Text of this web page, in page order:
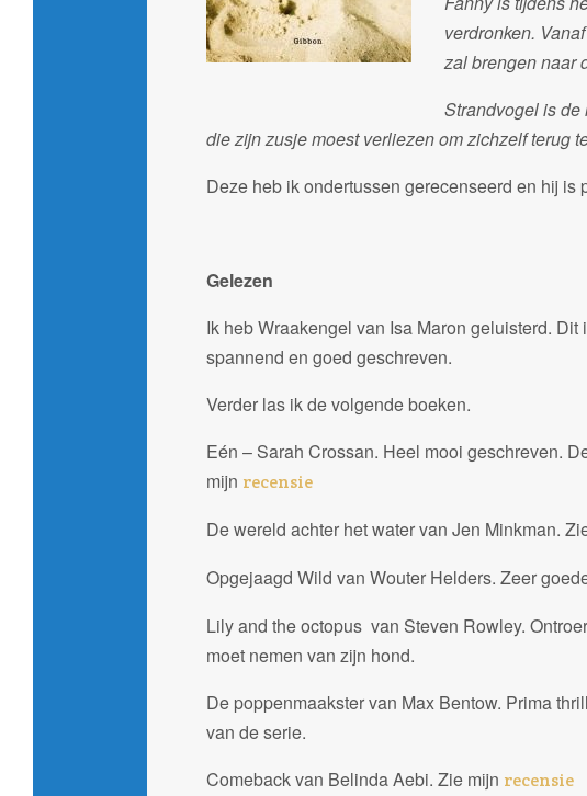
verdronken.
zal brengen naar
Strandvogel is
die zijn zusje moest verliezen om zichzelf terug
Deze heb ik ondertussen gerecenseerd en hij is
Gelezen
Ik heb Wraakengel van Isa Maron geluisterd.
spannend en goed geschreven.
Verder las ik de volgende boeken.
Eén – Sarah Crossan. Heel mooi geschreven.
mijn recensie
De wereld achter het water van Jen Minkman.
Opgejaagd Wild van Wouter Helders. Zeer
Lily and the octopus van Steven Rowley.
moet nemen van zijn hond.
De poppenmaakster van Max Bentow. Prima
van de serie.
Comeback van Belinda Aebi. Zie mijn recensie